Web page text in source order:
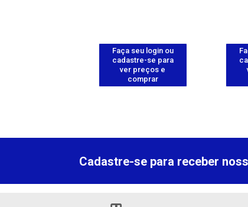
Faça seu login ou
cadastre-se para
ver preços e
comprar
Cadastre-se para receber